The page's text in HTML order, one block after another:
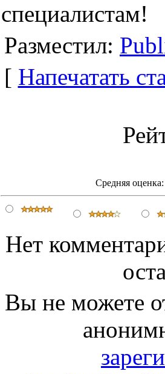
специалистам!
Разместил:
[ Напечатать
Средняя оценка:
Нет
Вы не можете